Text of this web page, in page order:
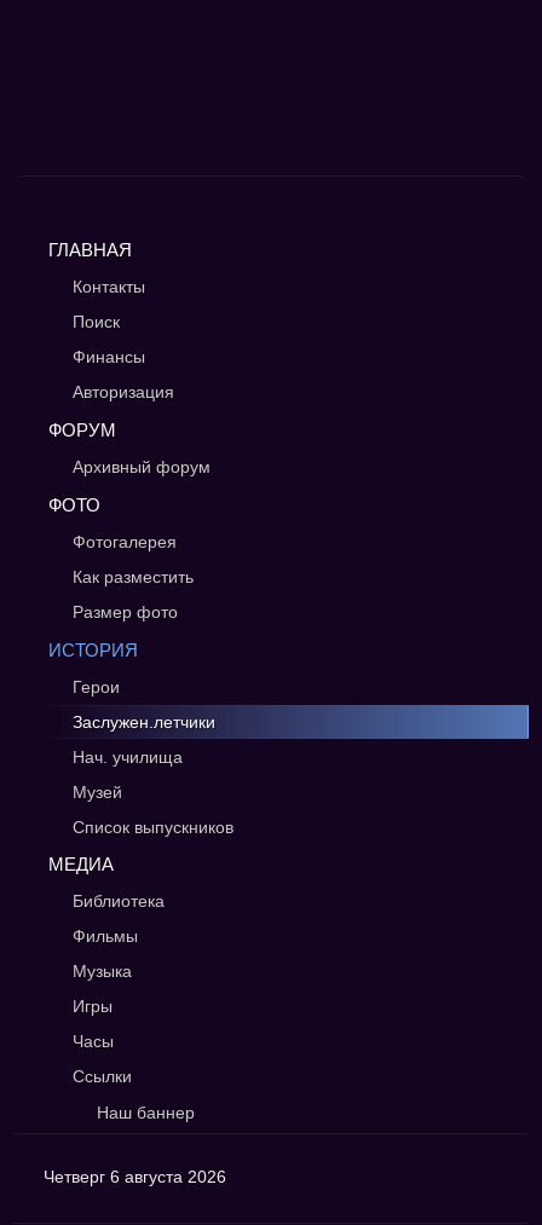
ГЛАВНАЯ
Контакты
Поиск
Финансы
Авторизация
ФОРУМ
Архивный форум
ФОТО
Фотогалерея
Как разместить
Размер фото
ИСТОРИЯ
Герои
Заслужен.летчики
Нач. училища
Музей
Список выпускников
МЕДИА
Библиотека
Фильмы
Музыка
Игры
Часы
Ссылки
Наш баннер
Четверг 6 августа 2026